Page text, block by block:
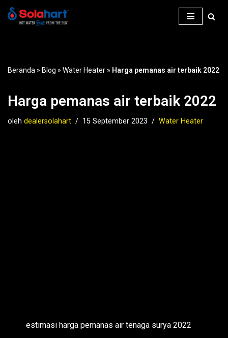
Beranda » Blog » Water Heater » Harga pemanas air terbaik 2022
Harga pemanas air terbaik 2022
oleh dealersolahart 15 September 2023 Water Heater
estimasi harga pemanas air tenaga surya 2022